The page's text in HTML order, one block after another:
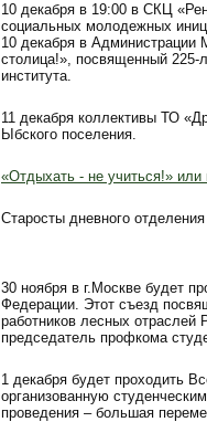
10 декабря в 19:00 в СКЦ
социальных молодежных
10 декабря в Администрации
столица!», посвященный 225-
института.
11 декабря коллективы ТО
Ыбского поселения.
«Отдыхать - не учиться!»
Старосты дневного
30 ноября в г.Москве будет
Федерации. Этот съезд
работников лесных
председатель профкома
1 декабря будет проходить
организованную
проведения – большая